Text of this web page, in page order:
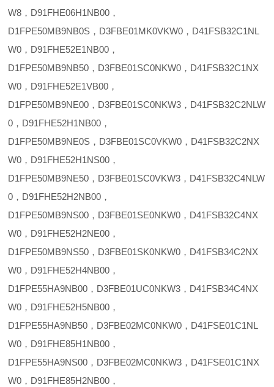
W8，D91FHE06H1NB00，
D1FPE50MB9NB0S，D3FBE01MK0VKW0，D41FSB32C1NL
W0，D91FHE52E1NB00，
D1FPE50MB9NB50，D3FBE01SC0NKW0，D41FSB32C1NX
W0，D91FHE52E1VB00，
D1FPE50MB9NE00，D3FBE01SC0NKW3，D41FSB32C2NLW
0，D91FHE52H1NB00，
D1FPE50MB9NE0S，D3FBE01SC0VKW0，D41FSB32C2NX
W0，D91FHE52H1NS00，
D1FPE50MB9NE50，D3FBE01SC0VKW3，D41FSB32C4NLW
0，D91FHE52H2NB00，
D1FPE50MB9NS00，D3FBE01SE0NKW0，D41FSB32C4NX
W0，D91FHE52H2NE00，
D1FPE50MB9NS50，D3FBE01SK0NKW0，D41FSB34C2NX
W0，D91FHE52H4NB00，
D1FPE55HA9NB00，D3FBE01UC0NKW3，D41FSB34C4NX
W0，D91FHE52H5NB00，
D1FPE55HA9NB50，D3FBE02MC0NKW0，D41FSE01C1NL
W0，D91FHE85H1NB00，
D1FPE55HA9NS00，D3FBE02MC0NKW3，D41FSE01C1NX
W0，D91FHE85H2NB00，